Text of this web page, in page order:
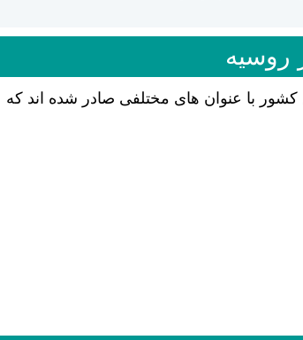
روسیه
با عنوان های مختلفی صادر شده اند که